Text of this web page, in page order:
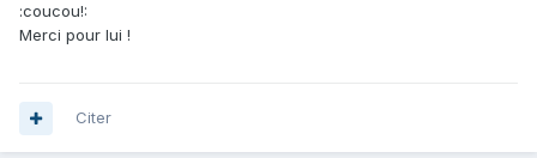
:coucou!:
Merci pour lui !
Citer